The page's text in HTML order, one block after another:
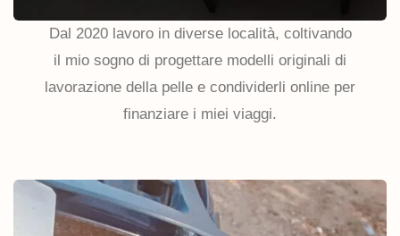
Dal 2020 lavoro in diverse località, coltivando
il mio sogno di progettare modelli originali di
lavorazione della pelle e condividerli online per
finanziare i miei viaggi.